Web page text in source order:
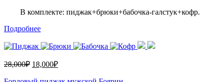
В комплекте: пиджак+брюки+бабочка-галстук+кофр.
Подробнее
28,000₽ 18,000₽